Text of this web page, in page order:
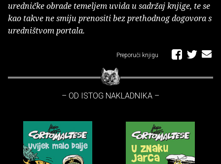
uredničke obrade temeljem uvida u sadržaj knjige, te se
kao takve ne smiju prenositi bez prethodnog dogovora s
uredništvom portala.
Preporuči knjigu
– OD ISTOG NAKLADNIKA –